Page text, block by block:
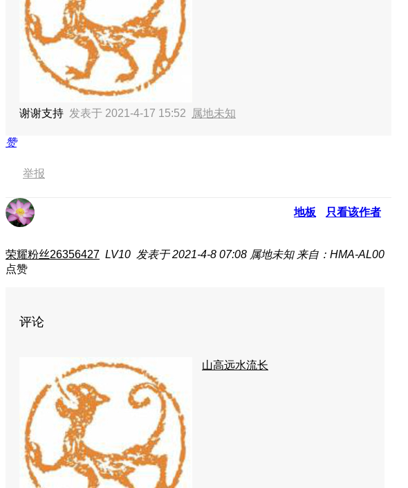
谢谢支持 发表于 2021-4-17 15:52 属地未知
赞
举报
地板 只看该作者
荣耀粉丝26356427 LV10 发表于 2021-4-8 07:08 属地未知 来自：HMA-AL00
点赞
评论
山高远水流长